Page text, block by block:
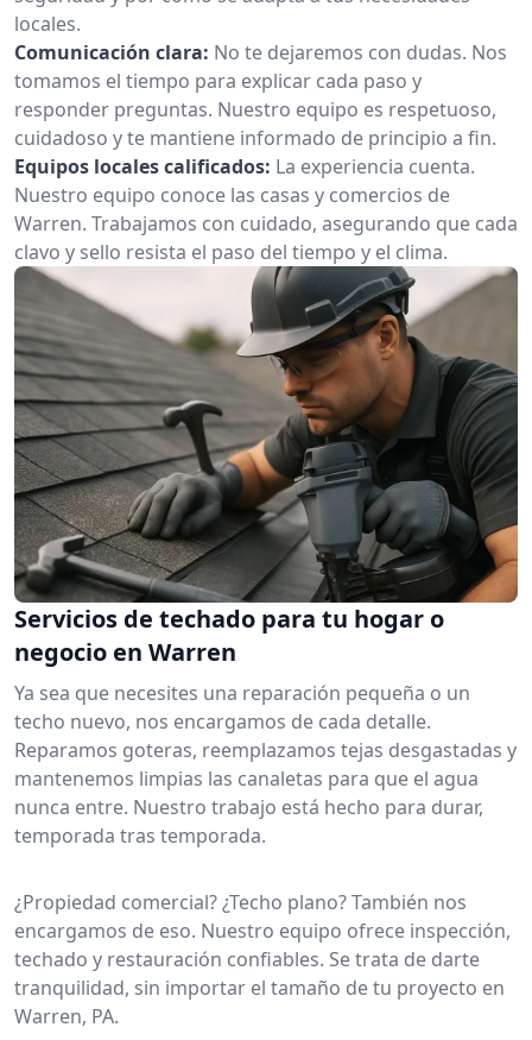
locales.
Comunicación clara: No te dejaremos con dudas. Nos
tomamos el tiempo para explicar cada paso y
responder preguntas. Nuestro equipo es respetuoso,
cuidadoso y te mantiene informado de principio a fin.
Equipos locales calificados: La experiencia cuenta.
Nuestro equipo conoce las casas y comercios de
Warren. Trabajamos con cuidado, asegurando que cada
clavo y sello resista el paso del tiempo y el clima.
Servicios de techado para tu hogar o
negocio en Warren
Ya sea que necesites una reparación pequeña o un
techo nuevo, nos encargamos de cada detalle.
Reparamos goteras, reemplazamos tejas desgastadas y
mantenemos limpias las canaletas para que el agua
nunca entre. Nuestro trabajo está hecho para durar,
temporada tras temporada.
¿Propiedad comercial? ¿Techo plano? También nos
encargamos de eso. Nuestro equipo ofrece inspección,
techado y restauración confiables. Se trata de darte
tranquilidad, sin importar el tamaño de tu proyecto en
Warren, PA.